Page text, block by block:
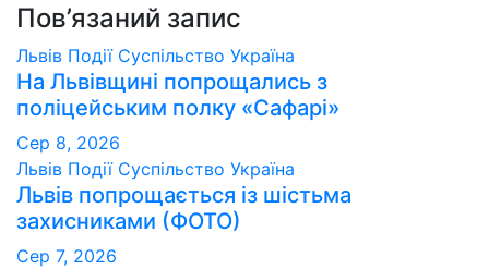
Пов’язаний запис
Львів Події Суспільство Україна
На Львівщині попрощались з
поліцейським полку «Сафарі»
Сер 8, 2026
Львів Події Суспільство Україна
Львів попрощається із шістьма
захисниками (ФОТО)
Сер 7, 2026